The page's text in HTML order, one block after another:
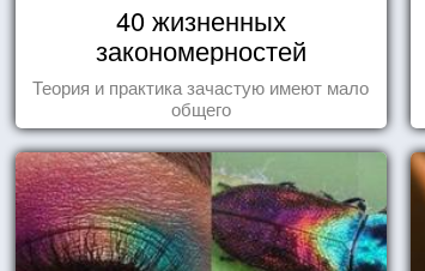
40 жизненных
закономерностей
Теория и практика зачастую имеют мало
общего